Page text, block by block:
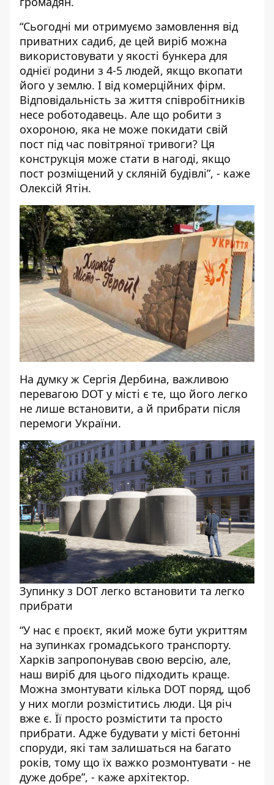
“Сьогодні ми отримуємо замовлення від
приватних садиб, де цей виріб можна
використовувати у якості бункера для
однієї родини з 4-5 людей, якщо вкопати
його у землю. І від комерційних фірм.
Відповідальність за життя співробітників
несе роботодавець. Але що робити з
охороною, яка не може покидати свій
пост під час повітряної тривоги? Ця
конструкція може стати в нагоді, якщо
пост розміщений у скляній будівлі”, - каже
Олексій Ятін.
На думку ж Сергія Дербина, важливою
перевагою DOT у місті є те, що його легко
не лише встановити, а й прибрати після
перемоги України.
Зупинку з DOT легко встановити та легко
прибрати
“У нас є проєкт, який може бути укриттям
на зупинках громадського транспорту.
Харків запропонував свою версію, але,
наш виріб для цього підходить краще.
Можна змонтувати кілька DOT поряд, щоб
у них могли розміститись люди. Ця річ
вже є. Її просто розмістити та просто
прибрати. Адже будувати у місті бетонні
споруди, які там залишаться на багато
років, тому що їх важко розмонтувати - не
дуже добре”, - каже архітектор.